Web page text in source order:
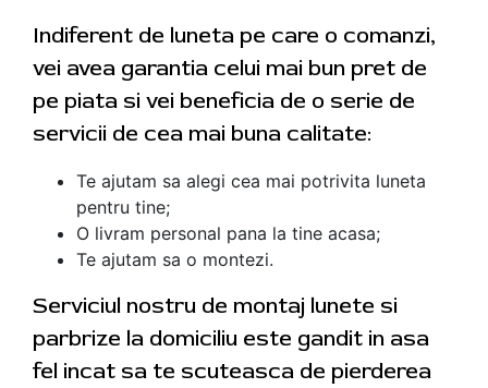
Indiferent de luneta pe care o comanzi,
vei avea garantia celui mai bun pret de
pe piata si vei beneficia de o serie de
servicii de cea mai buna calitate:
Te ajutam sa alegi cea mai potrivita luneta
pentru tine;
O livram personal pana la tine acasa;
Te ajutam sa o montezi.
Serviciul nostru de montaj lunete si
parbrize la domiciliu este gandit in asa
fel incat sa te scuteasca de pierderea